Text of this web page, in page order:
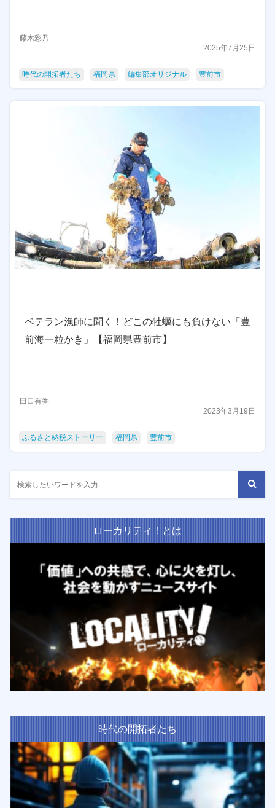
藤木彩乃
2025年7月25日
時代の開拓者たち 福岡県 編集部オリジナル 豊前市
ベテラン漁師に聞く！どこの牡蠣にも負けない「豊
前海一粒かき」【福岡県豊前市】
田口有香
2023年3月19日
ふるさと納税ストーリー 福岡県 豊前市
ローカリティ！とは
時代の開拓者たち